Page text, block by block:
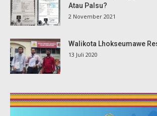
Atau Palsu?
2 November 2021
Walikota Lhokseumawe
13 Juli 2020